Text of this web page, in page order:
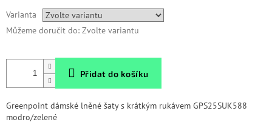
cena:
Varianta
Můžeme doručit do: Zvolte variantu
Přidat do košíku
Greenpoint dámské lněné šaty s krátkým rukávem GPS25SUK588
modro/zelené